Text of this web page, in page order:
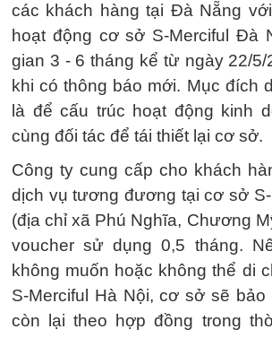
các khách hàng tại Đà Nẵng
hoạt động cơ sở S-Merciful Đà
gian 3 - 6 tháng kể từ ngày 22/5/
khi có thông báo mới. Mục đích
là để cấu trúc hoạt động kinh
cùng đối tác để tái thiết lại cơ sở.
Công ty cung cấp cho khách
dịch vụ tương đương tại cơ sở
(địa chỉ xã Phú Nghĩa, Chương
voucher sử dụng 0,5 tháng.
không muốn hoặc không thể di
S-Merciful Hà Nội, cơ sở sẽ
còn lại theo hợp đồng trong